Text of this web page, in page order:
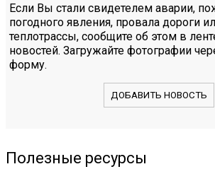
Если Вы стали свидетелем аварии,
погодного явления, провала дороги
теплотрассы, сообщите об этом в
новостей. Загружайте фотографии
форму.
ДОБАВИТЬ НОВОСТЬ
Полезные ресурсы